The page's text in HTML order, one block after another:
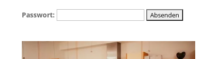
Passwort: